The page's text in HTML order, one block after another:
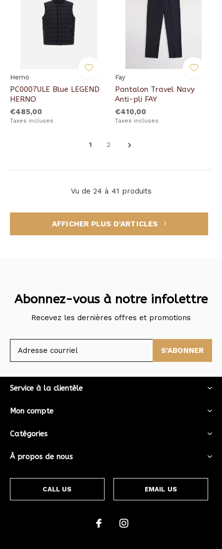
Herno
PC0007ULE Blue LEGEND
HERNO
€485,00
Taxes incluses
Fay
Pantalon Travel Navy
Anti-pli FAY
€410,00
Taxes incluses
1 2
Vu de 24 à 41 produits
AFFICHER PLUS D'ARTICLES
Abonnez-vous à notre infolettre
Recevez les dernières offres et promotions
S'ABONNER
Service à la clientèle
Mon compte
Catégories
À propos de nous
CALL US EMAIL US